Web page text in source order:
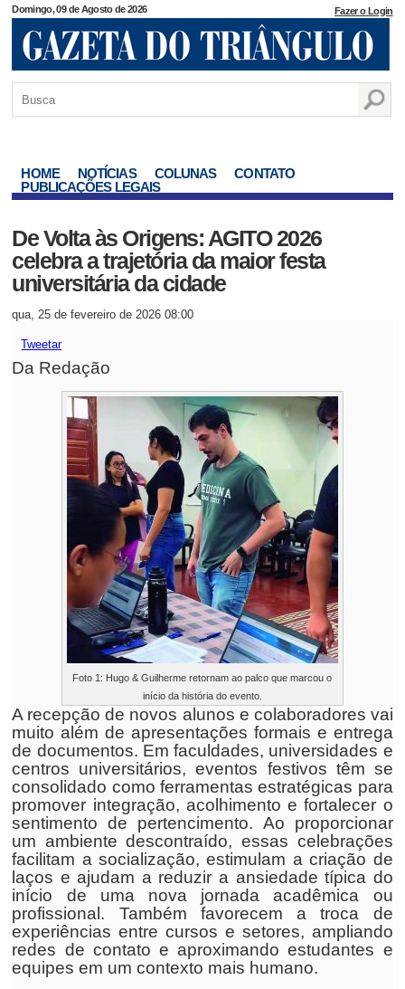
Domingo, 09 de Agosto de 2026 Fazer o Login
HOME NOTÍCIAS COLUNAS
CONTATO
PUBLICAÇÕES LEGAIS
De Volta às Origens: AGITO 2026
celebra a trajetória da maior festa
universitária da cidade
qua, 25 de fevereiro de 2026 08:00
Tweetar
Da Redação
Foto 1: Hugo & Guilherme retornam ao palco que marcou o
início da história do evento.
A recepção de novos alunos e colaboradores vai
muito além de apresentações formais e entrega
de documentos. Em faculdades, universidades e
centros universitários, eventos festivos têm se
consolidado como ferramentas estratégicas para
promover integração, acolhimento e fortalecer o
sentimento de pertencimento. Ao proporcionar
um ambiente descontraído, essas celebrações
facilitam a socialização, estimulam a criação de
laços e ajudam a reduzir a ansiedade típica do
início de uma nova jornada acadêmica ou
profissional. Também favorecem a troca de
experiências entre cursos e setores, ampliando
redes de contato e aproximando estudantes e
equipes em um contexto mais humano.